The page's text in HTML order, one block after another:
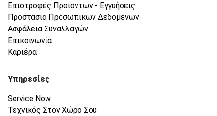
Επιστροφές Προιοντων - Εγγυήσεις
Προστασία Προσωπικών Δεδομένων
Ασφάλεια Συναλλαγών
Επικοινωνία
Καριέρα
Υπηρεσίες
Service Now
Τεχνικός Στον Χώρο Σου